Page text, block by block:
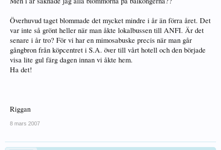
Överhuvud taget blommade det mycket mindre i år än förra året. Det
var inte så grönt heller när man åkte lokalbussen till ANFI. Är det
senare i år tro? För vi har en mimosabuske precis när man går
gångbron från köpcentret i S.A. över till vårt hotell och den började
visa lite gul färg dagen innan vi åkte hem.
Ha det!
Riggan
8 mars 2007